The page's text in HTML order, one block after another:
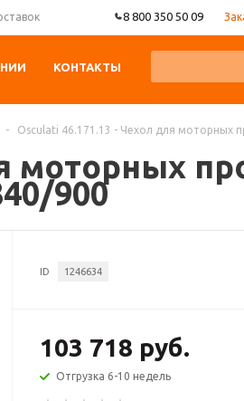
8 800 350 50 09
КОНТАКТЫ
- Osculati 46.171.13 - Чехол для моторных
моторных
900
ID 1246634
103 718 руб.
Отгрузка 6-10 недель